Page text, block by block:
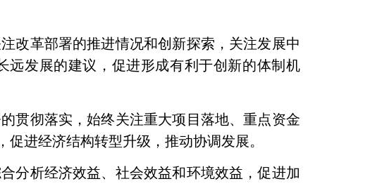
改革部署的推进情况和创新探索，关注发展中
远发展的建议，促进形成有利于创新的体制机
贯彻落实，始终关注重大项目落地、重点资金
进经济结构转型升级，推动协调发展。
分析经济效益、社会效益和环境效益，促进加